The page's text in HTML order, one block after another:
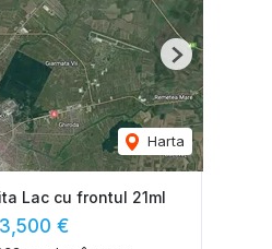
Harta
Next
Lac cu frontul 21ml
€